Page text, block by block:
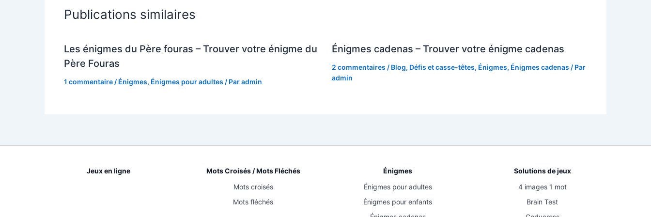
Publications similaires
Les énigmes du Père fouras – Trouver votre énigme du
Père Fouras
1 commentaire / Énigmes, Énigmes pour adultes / Paradmin
Énigmes cadenas – Trouver votre énigme cadenas
2 commentaires / Blog, Défis et casse-têtes, Énigmes, Énigmes cadenas / Par
admin
Jeux en ligne
Mots Croisés / Mots Fléchés
Mots croisés
Mots fléchés
Énigmes
Énigmes pour adultes
Énigmes pour enfants
Solutions de jeux
4 images 1 mot
Brain Test